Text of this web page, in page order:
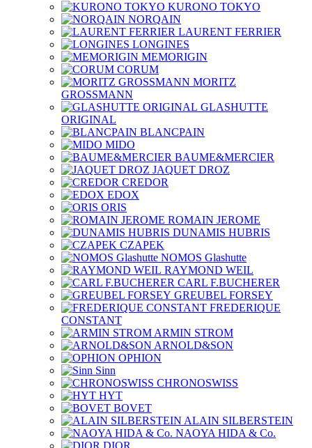
KURONO TOKYO
NORQAIN
LAURENT FERRIER
LONGINES
MEMORIGIN
CORUM
MORITZ
GROSSMANN
GLASHUTTE
ORIGINAL
BLANCPAIN
MIDO
BAUME&MERCIER
JAQUET DROZ
CREDOR
EDOX
ORIS
ROMAIN JEROME
DUNAMIS HUBRIS
CZAPEK
NOMOS Glashutte
RAYMOND WEIL
CARL F.BUCHERER
GREUBEL FORSEY
FREDERIQUE
CONSTANT
ARMIN STROM
ARNOLD&SON
OPHION
Sinn
CHRONOSWISS
HYT
BOVET
ALAIN SILBERSTEIN
NAOYA HIDA & Co.
DIOR